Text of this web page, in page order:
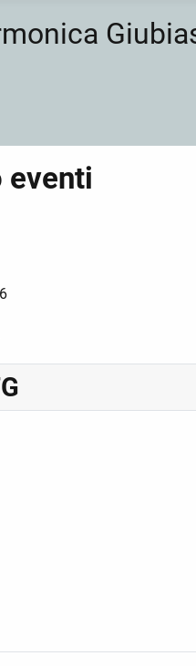
eventi